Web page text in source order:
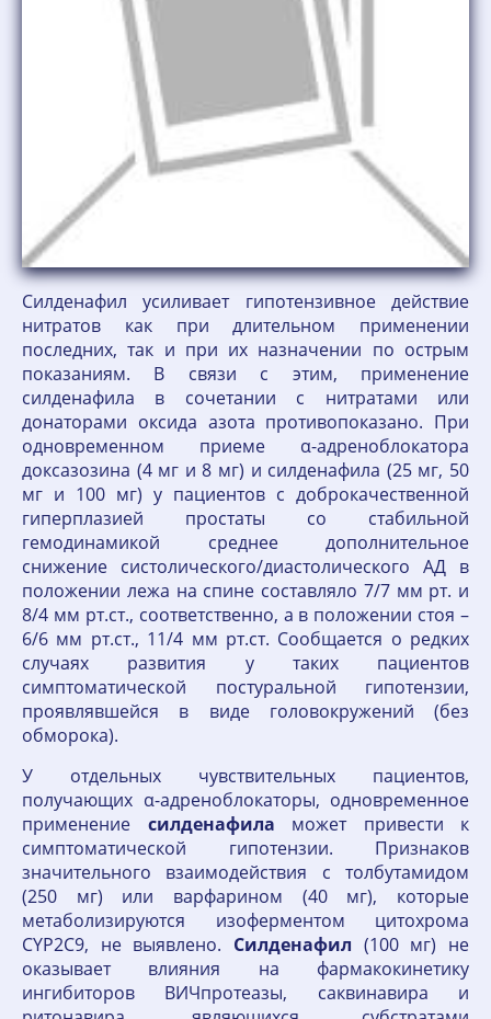
Силденафил усиливает гипотензивное действие
нитратов как при длительном применении
последних, так и при их назначении по острым
показаниям. В связи с этим, применение
силденафила в сочетании с нитратами или
донаторами оксида азота противопоказано. При
одновременном приеме α-адреноблокатора
доксазозина (4 мг и 8 мг) и силденафила (25 мг, 50
мг и 100 мг) у пациентов с доброкачественной
гиперплазией простаты со стабильной
гемодинамикой среднее дополнительное
снижение систолического/диастолического АД в
положении лежа на спине составляло 7/7 мм рт. и
8/4 мм рт.ст., соответственно, а в положении стоя –
6/6 мм рт.ст., 11/4 мм рт.ст. Сообщается о редких
случаях развития у таких пациентов
симптоматической постуральной гипотензии,
проявлявшейся в виде головокружений (без
обморока).
У отдельных чувствительных пациентов,
получающих α-адреноблокаторы, одновременное
применение силденафила может привести к
симптоматической гипотензии. Признаков
значительного взаимодействия с толбутамидом
(250 мг) или варфарином (40 мг), которые
метаболизируются изоферментом цитохрома
СYР2С9, не выявлено. Силденафил (100 мг) не
оказывает влияния на фармакокинетику
ингибиторов ВИЧпротеазы, саквинавира и